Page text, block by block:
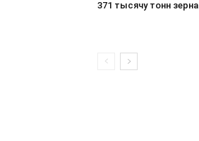
371 тысячу тонн зерна